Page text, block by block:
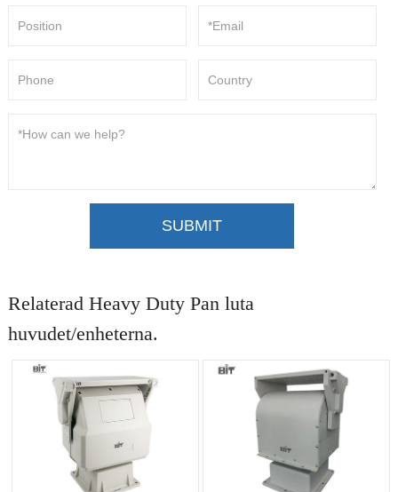
SUBMIT
Relaterad Heavy Duty Pan luta
huvudet/enheterna.